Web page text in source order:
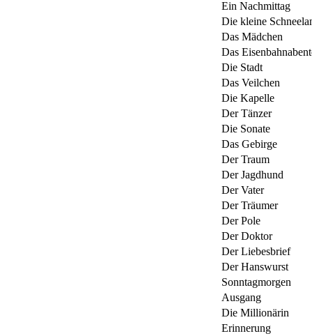
Ein Nachmittag
Die kleine
Das Mädchen
Das
Die Stadt
Das Veilchen
Die Kapelle
Der Tänzer
Die Sonate
Das Gebirge
Der Traum
Der Jagdhund
Der Vater
Der Träumer
Der Pole
Der Doktor
Der Liebesbrief
Der Hanswurst
Sonntagmorgen
Ausgang
Die Millionärin
Erinnerung